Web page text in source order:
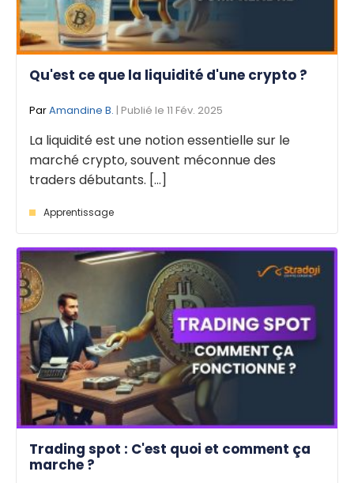
Qu'est ce que la liquidité d'une crypto ?
ParAmandine B. | Publié le 11 Fév. 2025
La liquidité est une notion essentielle sur le
marché crypto, souvent méconnue des
traders débutants. [...]
Apprentissage
Trading spot : C'est quoi et comment ça
marche ?